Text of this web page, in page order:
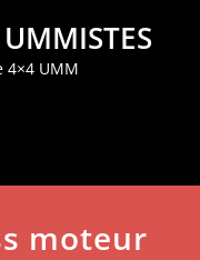
4×4 UMM
masquer la navigation
moteur